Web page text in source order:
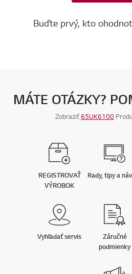
Buďte prvý, kto
MÁTE OTÁZKY?
Zobraziť65UK6100
REGISTROVAŤ
VÝROBOK
Rady, tipy a
Vyhľadať servis
Záručné
podmienky